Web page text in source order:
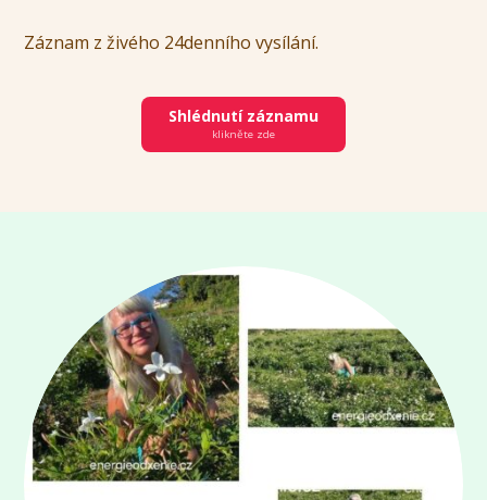
Záznam z živého 24denního vysílání.
Shlédnutí záznamu
klikněte zde